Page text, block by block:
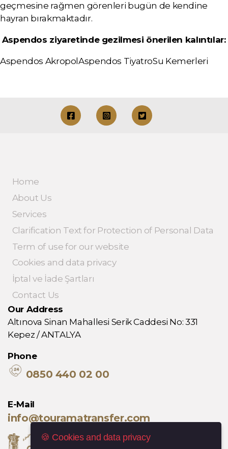
geçmesine rağmen görenleri bugün de kendine
hayran bırakmaktadır.
Aspendos ziyaretinde gezilmesi önerilen kalıntılar:
Aspendos AkropolAspendos TiyatroSu Kemerleri
Home
About Us
Services
Clarification Text for Protection of Personal Data
Term of use for our website
Cookies and data privacy
İptal ve İade Şartları
Contact Us
Our Address
Altınova Sinan Mahallesi Serik Caddesi No: 331
Kepez / ANTALYA
Phone
0850 440 02 00
E-Mail
info@touramatransfer.com
🍪 Cookies and data privacy